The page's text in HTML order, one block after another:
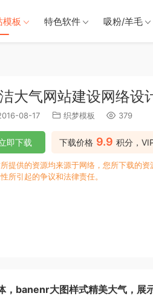
模板 特色软件 吸粉/羊毛
大气网站建设网络设
08-17 织梦模板 379
下载价格 9.9 积分，
即下载
提供的资源均来源于网络，您所下载的
所引起的争议和法律责任。
，banenr大图样式精美大气，展